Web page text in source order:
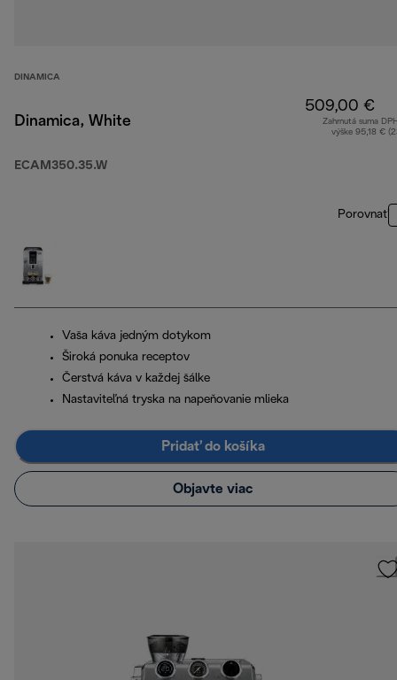
DINAMICA
Dinamica, White
ECAM350.35.W
509,00 €
Zahrnutá suma
výške 95,18 €
Porovnať
Vaša káva jedným dotykom
Široká ponuka receptov
Čerstvá káva v každej šálke
Nastaviteľná tryska na napeňovanie mlieka
Pridať do košíka
Objavte viac